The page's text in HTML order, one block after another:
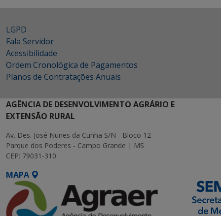
LGPD
Fala Servidor
Acessibilidade
Ordem Cronológica de Pagamentos
Planos de Contratações Anuais
AGÊNCIA DE DESENVOLVIMENTO AGRÁRIO E
EXTENSÃO RURAL
Av. Des. José Nunes da Cunha S/N - Bloco 12
Parque dos Poderes - Campo Grande | MS
CEP: 79031-310
MAPA